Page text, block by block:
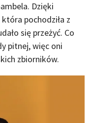
Dzięki
pochodziła z
się przeżyć. Co
pitnej, więc oni
zbiorników.